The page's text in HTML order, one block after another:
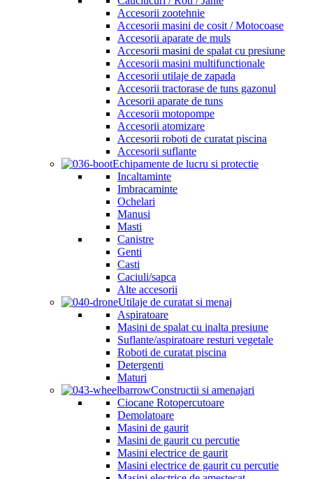
Accesorii zootehnie
Accesorii masini de cosit / Motocoase
Accesorii aparate de muls
Accesorii masini de spalat cu presiune
Accesorii masini multifunctionale
Accesorii utilaje de zapada
Accesorii tractorase de tuns gazonul
Acesorii aparate de tuns
Accesorii motopompe
Accesorii atomizare
Accesorii roboti de curatat piscina
Accesorii suflante
Echipamente de lucru si protectie
Incaltaminte
Imbracaminte
Ochelari
Manusi
Masti
Canistre
Genti
Casti
Caciuli/sapca
Alte accesorii
Utilaje de curatat si menaj
Aspiratoare
Masini de spalat cu inalta presiune
Suflante/aspiratoare resturi vegetale
Roboti de curatat piscina
Detergenti
Maturi
Constructii si amenajari
Ciocane Rotopercutoare
Demolatoare
Masini de gaurit
Masini de gaurit cu percutie
Masini electrice de gaurit
Masini electrice de gaurit cu percutie